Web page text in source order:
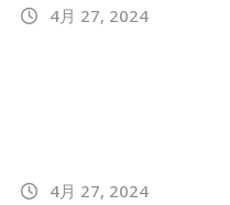
4月 27, 2024
4月 27, 2024